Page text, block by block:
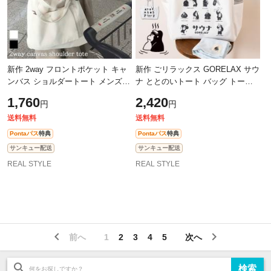
新作 2way フロントポケット キャ
ンバス ショルダートート メンズ
ストート ショルダーバッグ 肩掛け
1,760円
送料無料
Pontaパス特典
サンキュー配送
REAL STYLE
新作 ごリラックス GORELAX サウ
ナ ととのいトート バッグ トート
大きめ a4 マチあり おしゃれ かわ
い
2,420円
送料無料
Pontaパス特典
サンキュー配送
REAL STYLE
前へ 次へ
1 2 3 4 5